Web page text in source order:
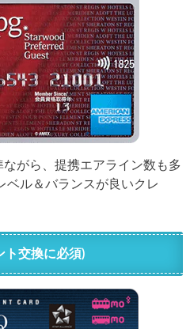
がら、提携エアライン数も多
ベル＆バランスが良いクレ
ト交換に必須)